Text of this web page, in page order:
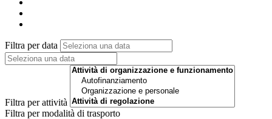
Filtra per data
Filtra per attività
Filtra per modalità di trasporto